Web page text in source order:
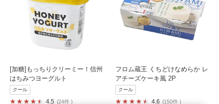
[加糖]もっちりクリーミー！信州
はちみつヨーグルト
クール
4.5 24件
フロム蔵王 くちどけなめらか レ
アチーズケーキ風 2P
クール
4.6 150件